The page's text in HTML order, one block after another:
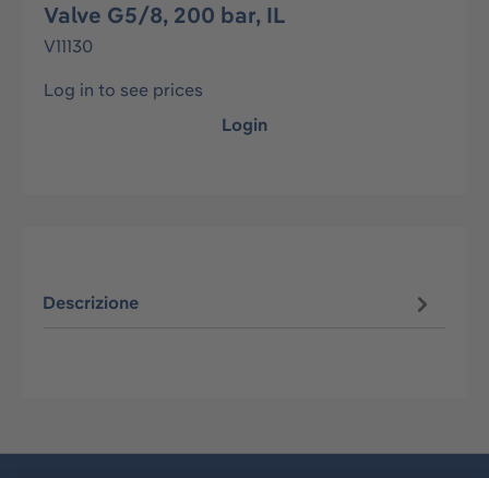
Valve G5/8, 200 bar, IL
V11130
Log in to see prices
Login
Descrizione